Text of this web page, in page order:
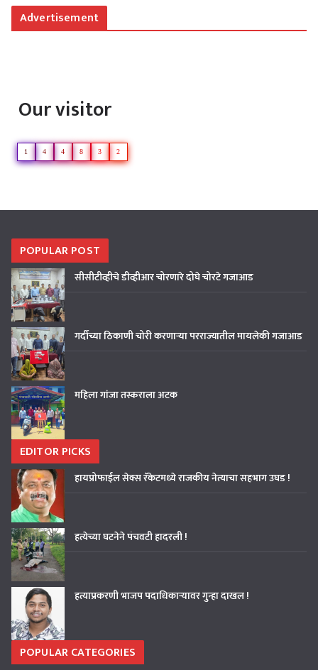
Advertisement
Our visitor
1 4 4 8 3 2
POPULAR POST
सीसीटीव्हीचे डीव्हीआर चोरणारे दोघे चोरटे गजाआड
गर्दीच्या ठिकाणी चोरी करणाऱ्या परराज्यातील मायलेकी गजाआड
महिला गांजा तस्कराला अटक
EDITOR PICKS
हायप्रोफाईल सेक्स रॅकेटमध्ये राजकीय नेत्याचा सहभाग उघड !
हत्येच्या घटनेने पंचवटी हादरली !
हत्याप्रकरणी भाजप पदाधिकाऱ्यावर गुन्हा दाखल !
POPULAR CATEGORIES